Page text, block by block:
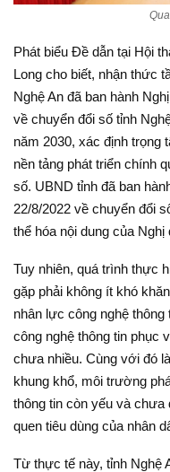
Phát biểu Đề dẫn tại Hội
Long cho biết, nhận thức
Nghệ An đã ban hành
về chuyển đổi số tỉnh
năm 2030, xác định trọng
nền tảng phát triển chính
số. UBND tỉnh đã ban
22/8/2022 về chuyển đổi
thể hóa nội dung của
Tuy nhiên, quá trình thực
gặp phải không ít khó
nhân lực công nghệ
công nghệ thông tin phục
chưa nhiều. Cùng với đó
khung khổ, môi trường
thông tin còn yếu và chưa
quen tiêu dùng của nhân
Từ thực tế này, tỉnh Nghệ